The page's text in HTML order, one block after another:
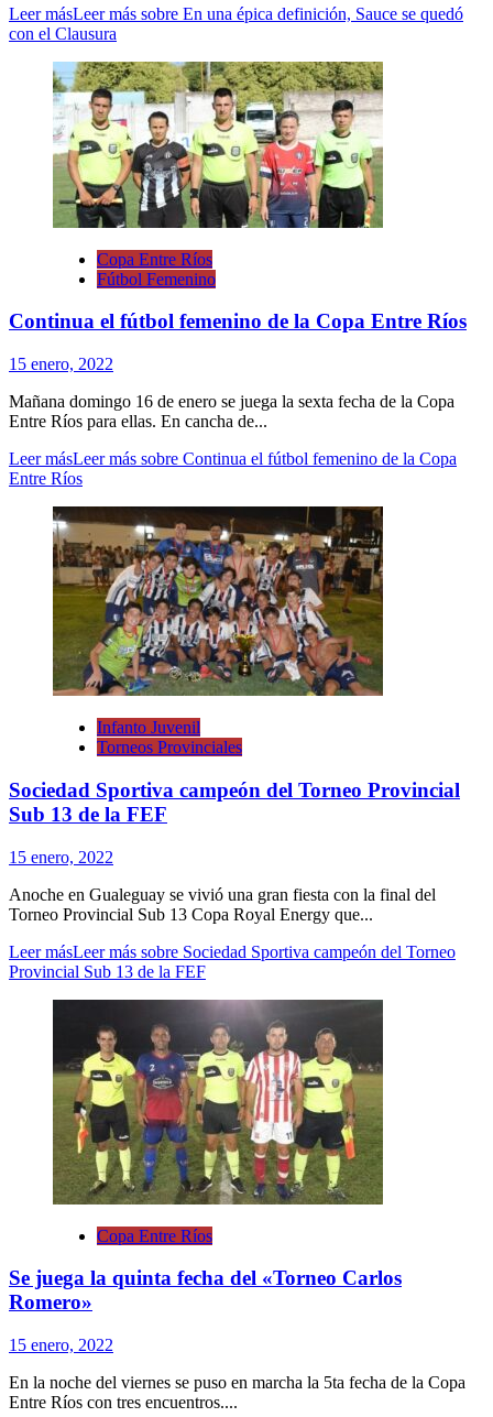
Leer másLeer más sobre En una épica definición, Sauce se quedó
con el Clausura
Copa Entre Ríos
Fútbol Femenino
Continua el fútbol femenino de la Copa Entre Ríos
15 enero, 2022
Mañana domingo 16 de enero se juega la sexta fecha de la Copa
Entre Ríos para ellas. En cancha de...
Leer másLeer más sobre Continua el fútbol femenino de la Copa
Entre Ríos
Infanto Juvenil
Torneos Provinciales
Sociedad Sportiva campeón del Torneo Provincial
Sub 13 de la FEF
15 enero, 2022
Anoche en Gualeguay se vivió una gran fiesta con la final del
Torneo Provincial Sub 13 Copa Royal Energy que...
Leer másLeer más sobre Sociedad Sportiva campeón del Torneo
Provincial Sub 13 de la FEF
Copa Entre Ríos
Se juega la quinta fecha del «Torneo Carlos
Romero»
15 enero, 2022
En la noche del viernes se puso en marcha la 5ta fecha de la Copa
Entre Ríos con tres encuentros....